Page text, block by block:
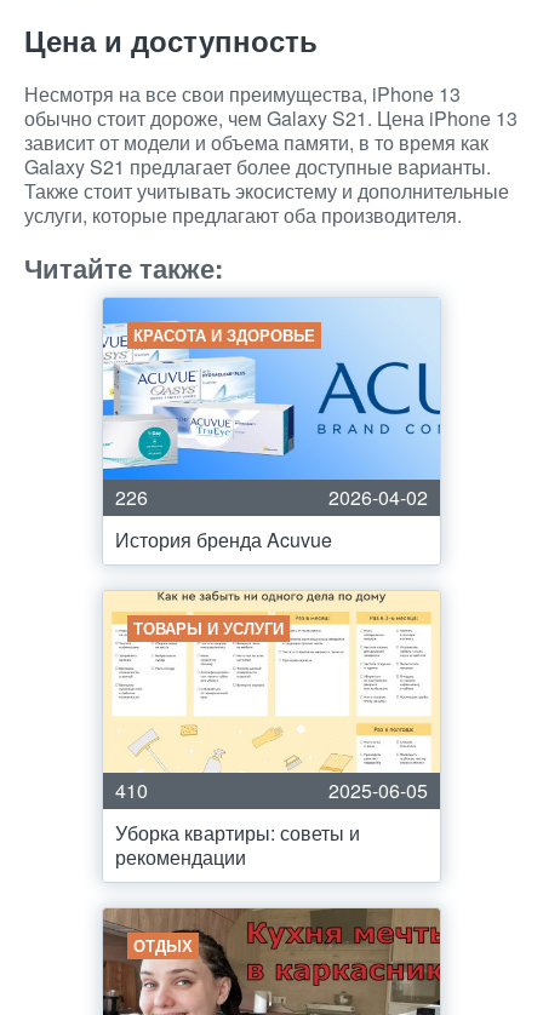
Цена и доступность
Несмотря на все свои преимущества, iPhone 13
обычно стоит дороже, чем Galaxy S21. Цена iPhone 13
зависит от модели и объема памяти, в то время как
Galaxy S21 предлагает более доступные варианты.
Также стоит учитывать экосистему и дополнительные
услуги, которые предлагают оба производителя.
Читайте также:
КРАСОТА И ЗДОРОВЬЕ
226
2026-04-02
История бренда Acuvue
ТОВАРЫ И УСЛУГИ
410
2025-06-05
Уборка квартиры: советы и
рекомендации
ОТДЫХ